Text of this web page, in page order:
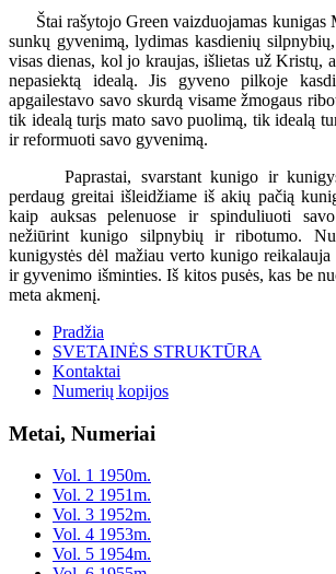
Štai rašytojo Green vaizduojamas kunigas
sunkų gyvenimą, lydimas kasdienių
visas dienas, kol jo kraujas, išlietas už Kristų,
nepasiektą idealą. Jis gyveno pilkoje
apgailestavo savo skurdą visame žmogaus
tik idealą turįs mato savo puolimą, tik idealą
ir reformuoti savo gyvenimą.
Paprastai, svarstant kunigo ir
perdaug greitai išleidžiame iš akių pačią
kaip auksas pelenuose ir spinduliuoti
nežiūrint kunigo silpnybių ir ribotumo.
kunigystės dėl mažiau verto kunigo
ir gyvenimo išminties. Iš kitos pusės, kas be
meta akmenį.
Pradžia
SVETAINĖS STRUKTŪRA
Kontaktai
Numerių kopijos
Metai, Numeriai
Vol. 1 1950m.
Vol. 2 1951m.
Vol. 3 1952m.
Vol. 4 1953m.
Vol. 5 1954m.